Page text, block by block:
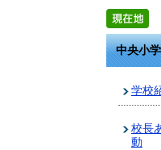
中央小
学校
校長
動